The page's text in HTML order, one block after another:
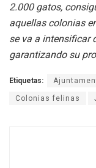
2.000 gatos,
aquellas colonias
se va a intensificar
garantizando su
Etiquetas:
Colonias felinas